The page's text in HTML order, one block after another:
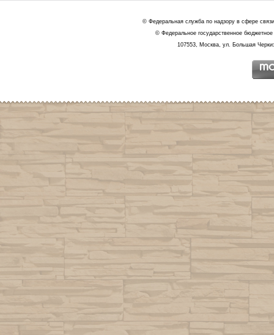
© Федеральная служба по надзору в сфере
© Федеральное государственное
107553, Москва, ул. Большая